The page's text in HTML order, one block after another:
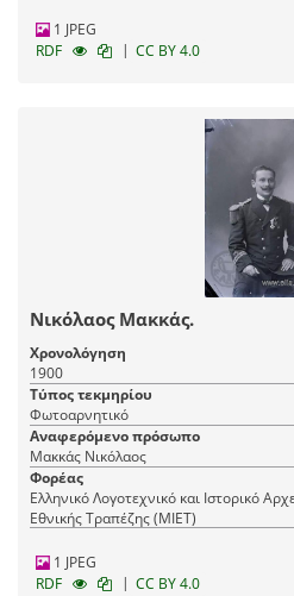
1 JPEG
RDF
| CC BY 4.0
Νικόλαος Μακκάς.
Χρονολόγηση
1900
Τύπος τεκμηρίου
Φωτοαρνητικό
Αναφερόμενο πρόσωπο
Μακκάς Νικόλαος
Φορέας
Ελληνικό Λογοτεχνικό και Ιστορικό
Εθνικής Τραπέζης (ΜΙΕΤ)
1 JPEG
RDF
| CC BY 4.0